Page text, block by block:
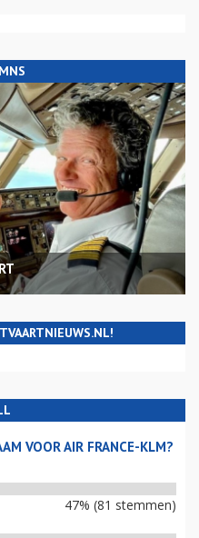
VOOR AIR FRANCE-KLM?
47% (81 stemmen)